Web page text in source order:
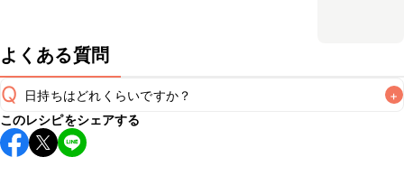
よくある質問
Q 日持ちはどれくらいですか？ +
こちらのレシピは出来たてをお召し上がりいただくことをお
すすめします。
このレシピをシェアする